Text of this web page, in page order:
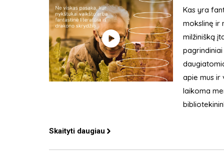
Kas yra
mokslinę ir
milžinišką
apie mus ir
laikoma
Skaityti daugiau